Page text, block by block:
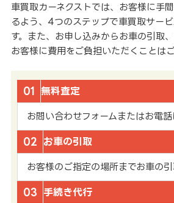
車買取カーネクストでは、お客様に手
るよう、4つのステップで車買取サー
す。また、お申し込みからお車の引取
お客様に費用をご負担いただくことはご
01 無料査定
お問い合わせフォームまたはお電話
02 お車の引取
お客様のご指定の場所までお車の引
03 手続き代行